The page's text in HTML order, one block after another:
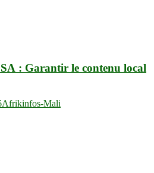
: Garantir le contenu local
Afrikinfos-Mali